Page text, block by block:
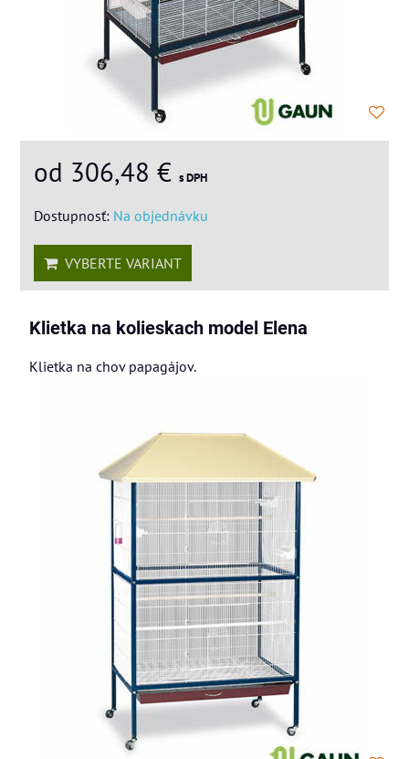
od 306,48 € s DPH
Dostupnosť: Na objednávku
VYBERTE VARIANT
Klietka na kolieskach model Elena
Klietka na chov papagájov.